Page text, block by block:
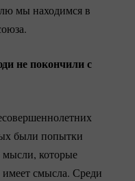
мы находимся в
не покончили с
были попытки
мысли, которые
смысла. Среди